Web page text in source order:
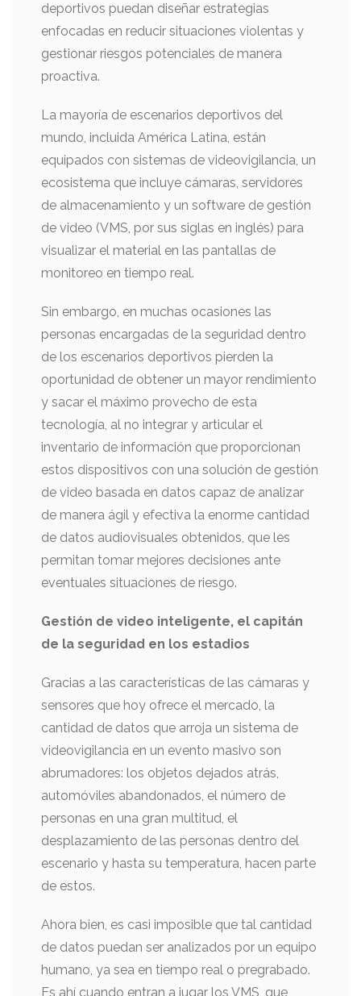
deportivos puedan diseñar estrategias
enfocadas en reducir situaciones violentas y
gestionar riesgos potenciales de manera
proactiva.
La mayoría de escenarios deportivos del
mundo, incluida América Latina, están
equipados con sistemas de videovigilancia, un
ecosistema que incluye cámaras, servidores
de almacenamiento y un software de gestión
de video (VMS, por sus siglas en inglés) para
visualizar el material en las pantallas de
monitoreo en tiempo real.
Sin embargo, en muchas ocasiones las
personas encargadas de la seguridad dentro
de los escenarios deportivos pierden la
oportunidad de obtener un mayor rendimiento
y sacar el máximo provecho de esta
tecnología, al no integrar y articular el
inventario de información que proporcionan
estos dispositivos con una solución de gestión
de video basada en datos capaz de analizar
de manera ágil y efectiva la enorme cantidad
de datos audiovisuales obtenidos, que les
permitan tomar mejores decisiones ante
eventuales situaciones de riesgo.
Gestión de video inteligente, el capitán
de la seguridad en los estadios
Gracias a las características de las cámaras y
sensores que hoy ofrece el mercado, la
cantidad de datos que arroja un sistema de
videovigilancia en un evento masivo son
abrumadores: los objetos dejados atrás,
automóviles abandonados, el número de
personas en una gran multitud, el
desplazamiento de las personas dentro del
escenario y hasta su temperatura, hacen parte
de estos.
Ahora bien, es casi imposible que tal cantidad
de datos puedan ser analizados por un equipo
humano, ya sea en tiempo real o pregrabado.
Es ahí cuando entran a jugar los VMS, que